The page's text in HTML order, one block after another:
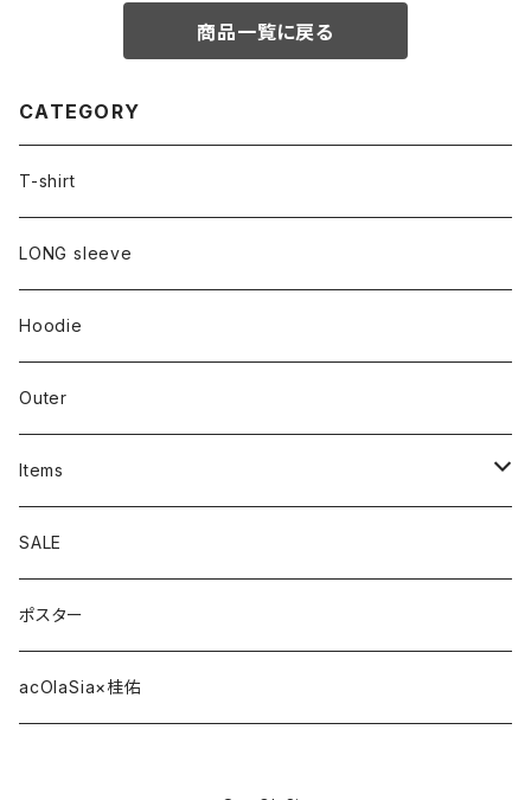
商品一覧に戻る
CATEGORY
T-shirt
LONG sleeve
Hoodie
Outer
Items
Phone Case
cap
strap
SALE
ポスター
acOlaSia×桂佑